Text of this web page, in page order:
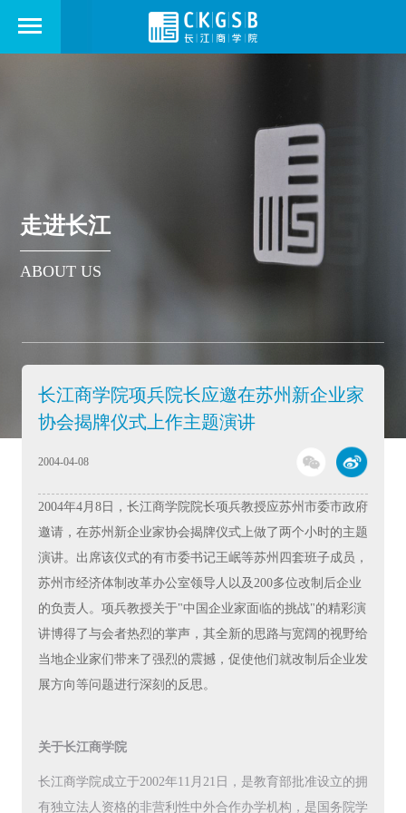
走进长江
ABOUT US
长江商学院项兵院长应邀在苏州新企业家
协会揭牌仪式上作主题演讲
2004-04-08
2004年4月8日，长江商学院院长项兵教授应苏州市委市政府
邀请，在苏州新企业家协会揭牌仪式上做了两个小时的主题
演讲。出席该仪式的有市委书记王岷等苏州四套班子成员，
苏州市经济体制改革办公室领导人以及200多位改制后企业
的负责人。项兵教授关于"中国企业家面临的挑战"的精彩演
讲博得了与会者热烈的掌声，其全新的思路与宽阔的视野给
当地企业家们带来了强烈的震撼，促使他们就改制后企业发
展方向等问题进行深刻的反思。
关于长江商学院
长江商学院成立于2002年11月21日，是教育部批准设立的拥
有独立法人资格的非营利性中外合作办学机构，是国务院学